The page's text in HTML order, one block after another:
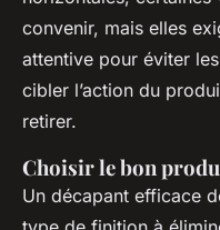
convenir, mais elles
attentive pour éviter
cibler l’action du
retirer.
Choisir le bon
Un décapant efficace